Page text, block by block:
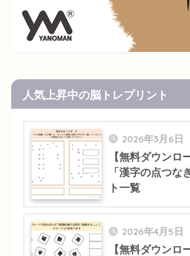
人気上昇中の脳トレプリント
2026年3月6日
【無料ダウンロ
「漢字の点つな
ト一覧
2026年4月5日
【無料ダウンロ